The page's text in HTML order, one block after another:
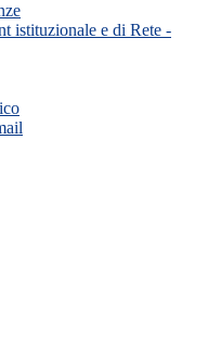
istituzionale e di Rete -